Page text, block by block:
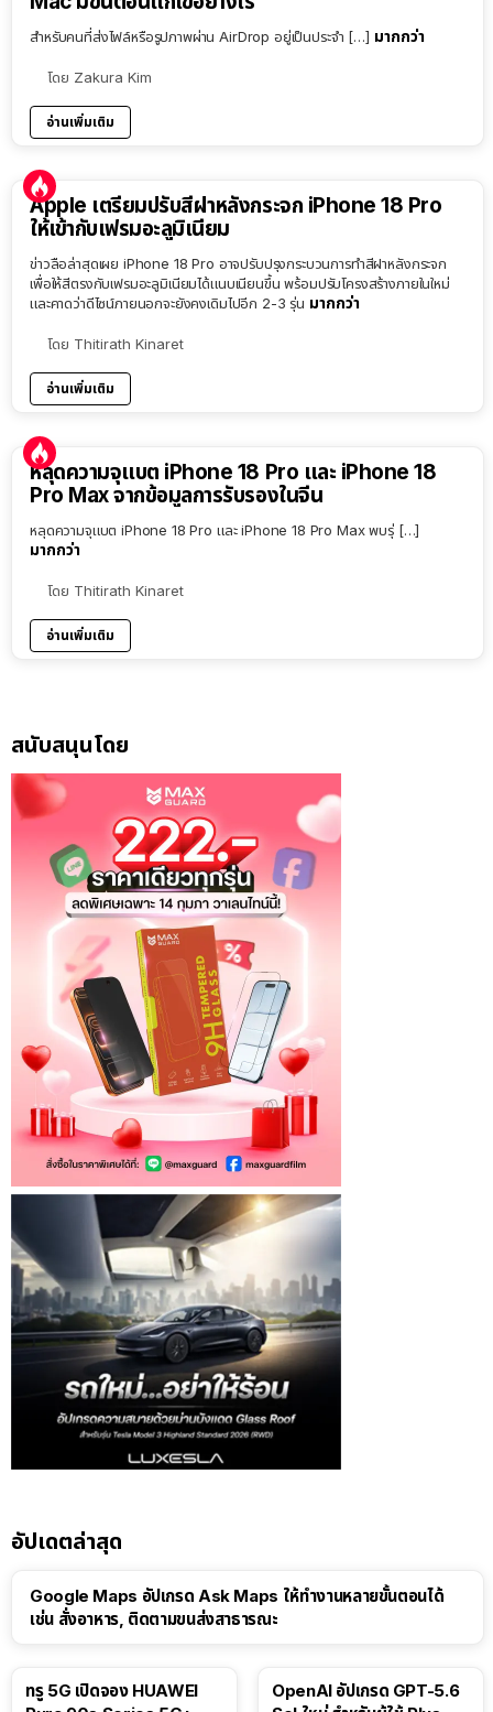
สำหรับคนที่ส่งไฟล์หรือรูปภาพผ่าน AirDrop อยู่เป็นประจำ […] มากกว่า
โดย Zakura Kim
อ่านเพิ่มเติม
Apple เตรียมปรับสีฝาหลังกระจก iPhone 18 Pro
ให้เข้ากับเฟรมอะลูมิเนียม
ข่าวลือล่าสุดเผย iPhone 18 Pro อาจปรับปรุงกระบวนการทำสีฝาหลังกระจก
เพื่อให้สีตรงกับเฟรมอะลูมิเนียมได้แนบเนียนขึ้น พร้อมปรับโครงสร้างภายในใหม่
และคาดว่าดีไซน์ภายนอกจะยังคงเดิมไปอีก 2-3 รุ่น มากกว่า
โดย Thitirath Kinaret
อ่านเพิ่มเติม
หลุดความจุแบต iPhone 18 Pro และ iPhone 18
Pro Max จากข้อมูลการรับรองในจีน
หลุดความจุแบต iPhone 18 Pro และ iPhone 18 Pro Max พบรุ่ […]
มากกว่า
โดย Thitirath Kinaret
อ่านเพิ่มเติม
สนับสนุนโดย
อัปเดตล่าสุด
Google Maps อัปเกรด Ask Maps ให้ทำงานหลายขั้นตอนได้
เช่น สั่งอาหาร, ติดตามขนส่งสาธารณะ
ทรู 5G เปิดจอง HUAWEI
OpenAI อัปเกรด GPT-5.6